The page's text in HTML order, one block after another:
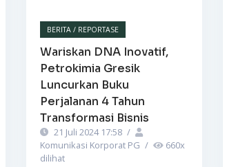
BERITA / REPORTASE
Wariskan DNA Inovatif,
Petrokimia Gresik
Luncurkan Buku
Perjalanan 4 Tahun
Transformasi Bisnis
21 Juli 2024 17:58 /
Komunikasi Korporat PG / 660x
dilihat